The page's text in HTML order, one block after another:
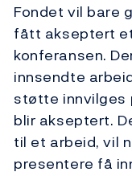
Fondet vil bare
fått akseptert
konferansen.
innsendte
støtte innvilges
blir akseptert.
til et arbeid, vil
presentere få